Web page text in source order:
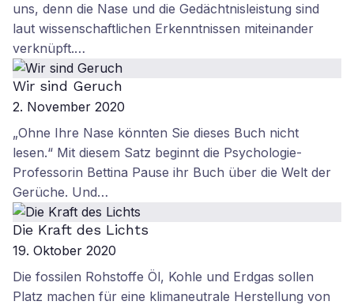
uns, denn die Nase und die Gedächtnisleistung sind
laut wissenschaftlichen Erkenntnissen miteinander
verknüpft.…
Wir sind Geruch
2. November 2020
„Ohne Ihre Nase könnten Sie dieses Buch nicht
lesen.“ Mit diesem Satz beginnt die Psychologie-
Professorin Bettina Pause ihr Buch über die Welt der
Gerüche. Und…
Die Kraft des Lichts
19. Oktober 2020
Die fossilen Rohstoffe Öl, Kohle und Erdgas sollen
Platz machen für eine klimaneutrale Herstellung von